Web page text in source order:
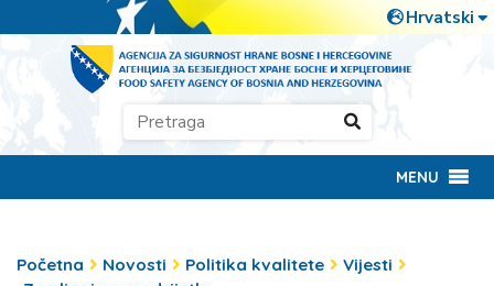
MENU
Početna Novosti Politika kvalitete
Vijesti